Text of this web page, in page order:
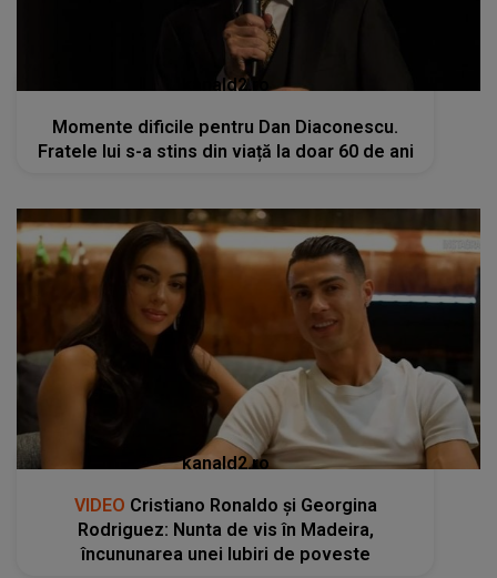
kanald2.ro
Momente dificile pentru Dan Diaconescu.
Fratele lui s-a stins din viață la doar 60 de ani
kanald2.ro
VIDEO Cristiano Ronaldo și Georgina
Rodriguez: Nunta de vis în Madeira,
încununarea unei Iubiri de poveste